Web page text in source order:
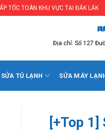
TỐC TOÀN KHU VỰC TẠI ĐẮK LẮK
Địa chỉ: Số 127
SỬA TỦ LẠNH SỬA MÁY
[+Top